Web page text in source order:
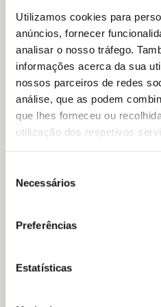
Utilizamos cookies para
anúncios, fornecer
analisar o nosso tráfego.
informações acerca da sua
nossos parceiros de redes
análise, que as podem
que lhes forneceu ou
utilização dos respetivos
Necessários
Preferências
Estatísticas
Sarah MacLean